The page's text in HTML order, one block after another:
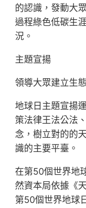
的認識，發動大
過程綠色低碳生
況。
主題宣揚
領導大眾建立生
地球日主題宣揚
策法律王法公法
念，樹立對的的
識的主要平臺。
在第50個世界地
然資本局依據《
第50個世界地球